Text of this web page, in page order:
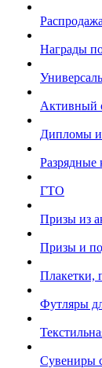
Распродажа
Награды
Активный
Дипломы
Разрядные
ГТО
Призы из
Призы и
Плакетки,
Футляры
Сувениры